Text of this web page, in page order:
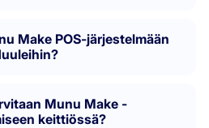
Make POS-järjestelmään
Munu Make -
keittiössä?